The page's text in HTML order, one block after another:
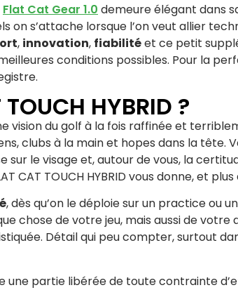
Flat Cat Gear 1.0 demeure élégant dans
s’attache lorsque l’on veut allier
, innovation, fiabilitéet ce petit
conditions possibles. Pour la
HYBRID ?
vision du golf à la fois raffinée et
clubs à la main et hopes dans la tête.
le visage et, autour de vous, la
CAT TOUCH HYBRID vous donne, et
, dès qu’on le déploie sur un practice ou
chose de votre jeu, mais aussi de votre
Détail qui peu compter, surtout
une partie libérée de toute contrainte